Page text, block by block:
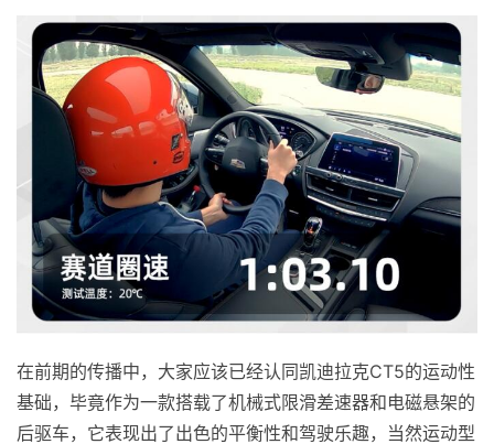
在前期的传播中，大家应该已经认同凯迪拉克CT5的运动性
基础，毕竟作为一款搭载了机械式限滑差速器和电磁悬架的
后驱车，它表现出了出色的平衡性和驾驶乐趣，当然运动型